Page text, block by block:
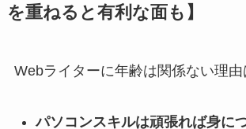
を重ねると有利な面も】
Webライターに年齢は関係ない理由
パソコンスキルは頑張れば身に